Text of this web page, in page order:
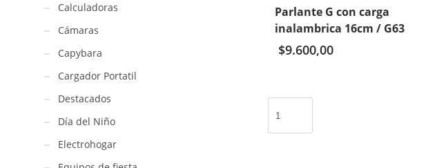
Parlante G con carga
inalambrica 16cm / G63
$9.600,00
con
Calculadoras
Cámaras
Capybara
Cargador Portatil
Destacados
Día del Niño
Electrohogar